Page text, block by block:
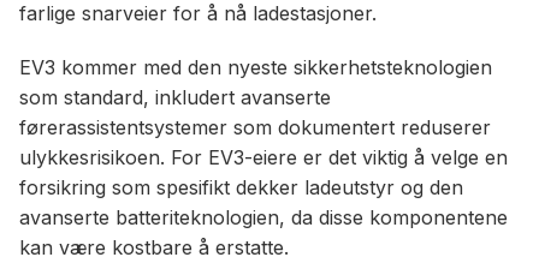
farlige snarveier for å nå ladestasjoner.
EV3 kommer med den nyeste sikkerhetsteknologien
som standard, inkludert avanserte
førerassistentsystemer som dokumentert reduserer
ulykkesrisikoen. For EV3-eiere er det viktig å velge en
forsikring som spesifikt dekker ladeutstyr og den
avanserte batteriteknologien, da disse komponentene
kan være kostbare å erstatte.